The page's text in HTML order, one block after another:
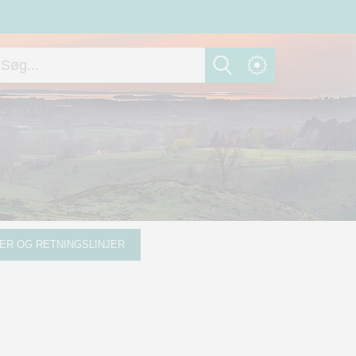
OG RETNINGSLINJER